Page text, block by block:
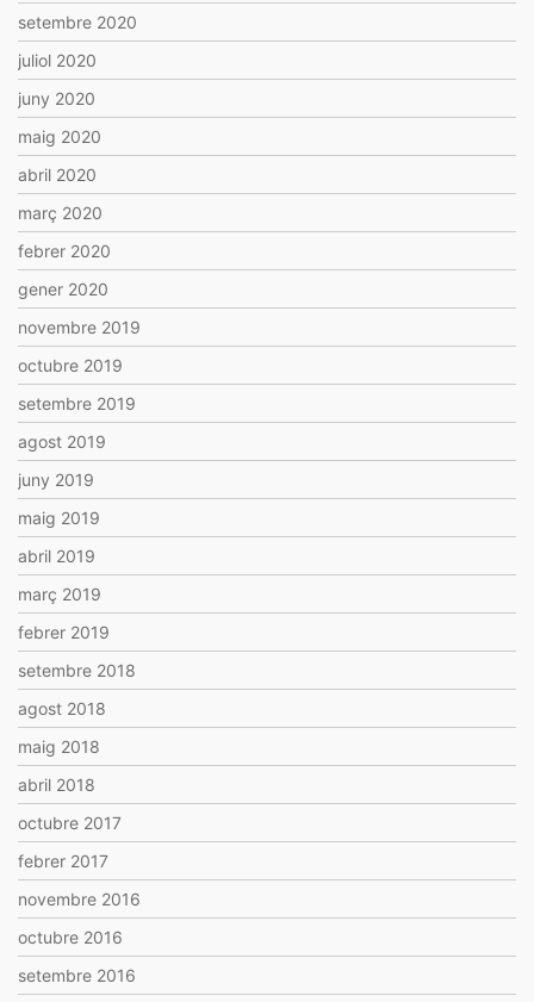
setembre 2020
juliol 2020
juny 2020
maig 2020
abril 2020
març 2020
febrer 2020
gener 2020
novembre 2019
octubre 2019
setembre 2019
agost 2019
juny 2019
maig 2019
abril 2019
març 2019
febrer 2019
setembre 2018
agost 2018
maig 2018
abril 2018
octubre 2017
febrer 2017
novembre 2016
octubre 2016
setembre 2016